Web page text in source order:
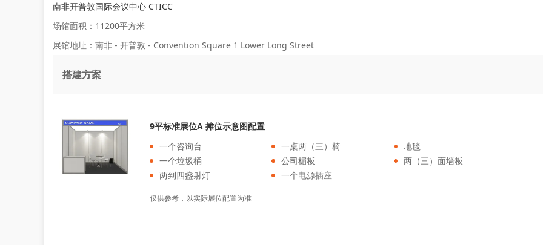
南非开普敦国际会议中心 CTICC
场馆面积：11200平方米
展馆地址：南非 - 开普敦 - Convention Square 1 Lower Long Street
搭建方案
9平标准展位A 摊位示意图配置
一个咨询台
一桌两（三）椅
地毯
一个垃圾桶
公司楣板
两（三）面墙板
两到四盏射灯
一个电源插座
仅供参考，以实际展位配置为准